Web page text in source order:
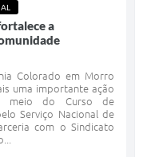
a
Colorado em Morro
uma importante ação
meio do Curso de
Serviço Nacional de
com o Sindicato